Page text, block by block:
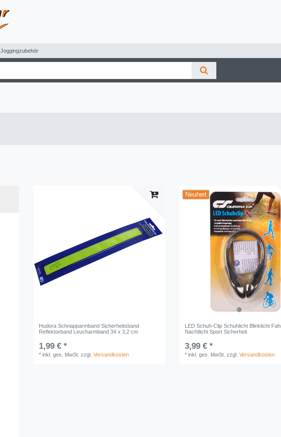
Joggingzubehör
Hudora Schnapparmband Sicherheitsband
Reflektorband Leucharmband 34 x 3,2 cm
1,99 € *
*inkl. ges. MwSt. zzgl.Versandkosten
Neuheit
LED Schuh-Clip Schuhlicht Blinklicht
Nachtlicht Sport Sicherheit
3,99 € *
*inkl. ges. MwSt. zzgl.Versandkosten